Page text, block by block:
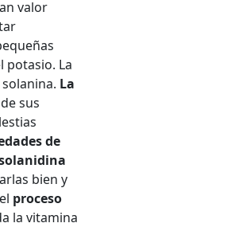
valor
potasio. La
La
sus
de
bien y
proceso
la vitamina